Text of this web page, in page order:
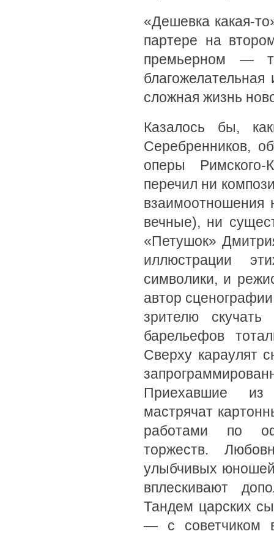
«Дешевка какая-
партере на
премьерном —
сложная жизнь
Казалось бы,
Серебренников,
оперы Римского-
перечил ни
взаимоотношения
вечные), ни
«Петушок»
иллюстрации
символики, и
автор
зрителю
барельефов
Сверху караулят
Приехавшие из
мастрячат
работами по
торжеств.
улыбчивых
вплескивают
Тандем царских
— с советчиком